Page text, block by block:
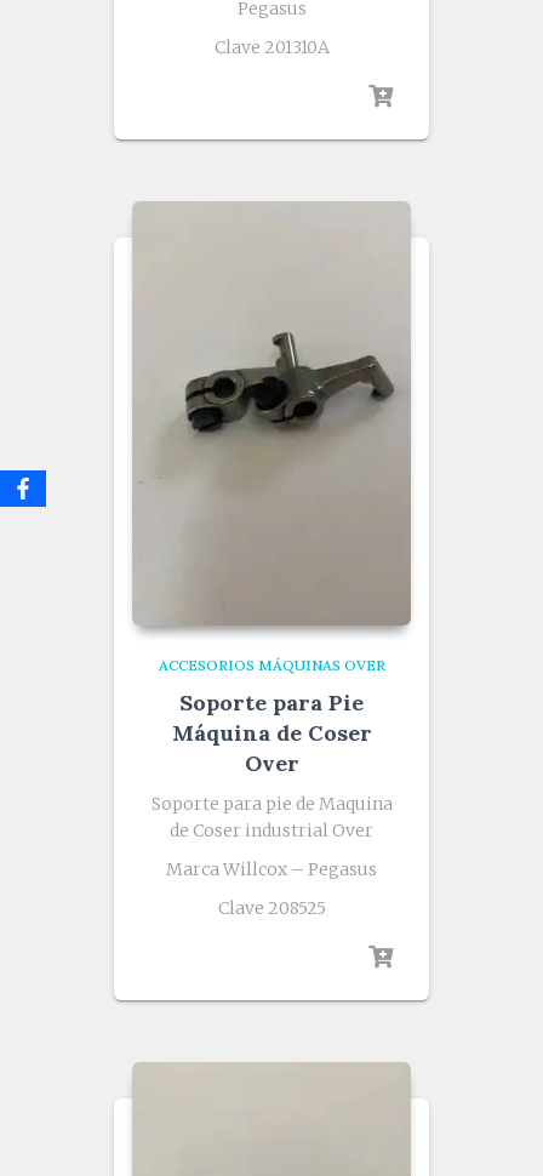
Pegasus
Clave 201310A
ACCESORIOS MÁQUINAS OVER
Soporte para Pie
Máquina de Coser
Over
Soporte para pie de Maquina
de Coser industrial Over
Marca Willcox – Pegasus
Clave 208525